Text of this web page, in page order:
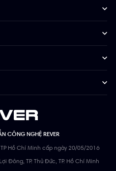
CÔNG NGHỆ REVER
Hồ Chí Minh cấp ngày 20/05/2016
Đông, TP. Thủ Đức, TP. Hồ Chí Minh